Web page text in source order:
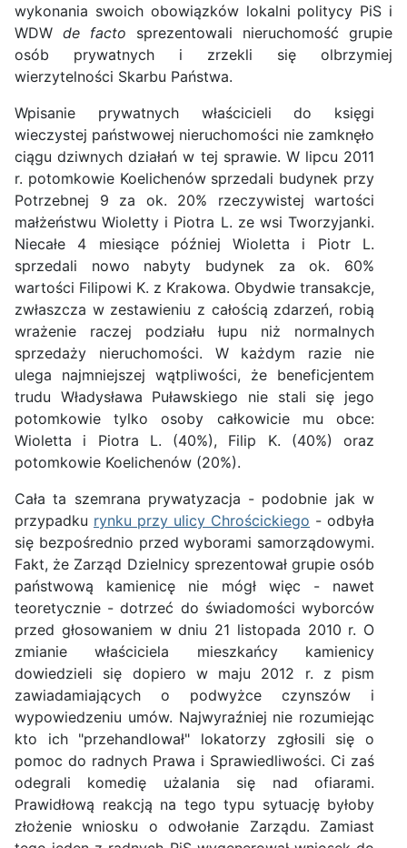
wykonania swoich obowiązków lokalni politycy PiS i
WDW de facto sprezentowali nieruchomość grupie
osób prywatnych i zrzekli się olbrzymiej
wierzytelności Skarbu Państwa.
Wpisanie prywatnych właścicieli do księgi
wieczystej państwowej nieruchomości nie zamknęło
ciągu dziwnych działań w tej sprawie. W lipcu 2011
r. potomkowie Koelichenów sprzedali budynek przy
Potrzebnej 9 za ok. 20% rzeczywistej wartości
małżeństwu Wioletty i Piotra L. ze wsi Tworzyjanki.
Niecałe 4 miesiące później Wioletta i Piotr L.
sprzedali nowo nabyty budynek za ok. 60%
wartości Filipowi K. z Krakowa. Obydwie transakcje,
zwłaszcza w zestawieniu z całością zdarzeń, robią
wrażenie raczej podziału łupu niż normalnych
sprzedaży nieruchomości. W każdym razie nie
ulega najmniejszej wątpliwości, że beneficjentem
trudu Władysława Puławskiego nie stali się jego
potomkowie tylko osoby całkowicie mu obce:
Wioletta i Piotra L. (40%), Filip K. (40%) oraz
potomkowie Koelichenów (20%).
Cała ta szemrana prywatyzacja - podobnie jak w
przypadku rynku przy ulicy Chrościckiego - odbyła
się bezpośrednio przed wyborami samorządowymi.
Fakt, że Zarząd Dzielnicy sprezentował grupie osób
państwową kamienicę nie mógł więc - nawet
teoretycznie - dotrzeć do świadomości wyborców
przed głosowaniem w dniu 21 listopada 2010 r. O
zmianie właściciela mieszkańcy kamienicy
dowiedzieli się dopiero w maju 2012 r. z pism
zawiadamiających o podwyżce czynszów i
wypowiedzeniu umów. Najwyraźniej nie rozumiejąc
kto ich "przehandlował" lokatorzy zgłosili się o
pomoc do radnych Prawa i Sprawiedliwości. Ci zaś
odegrali komedię użalania się nad ofiarami.
Prawidłową reakcją na tego typu sytuację byłoby
złożenie wniosku o odwołanie Zarządu. Zamiast